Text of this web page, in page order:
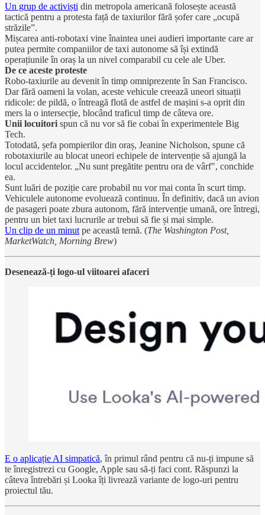
Un grup de activiști din metropola americană folosește această
tactică pentru a protesta față de taxiurilor fără șofer care „ocupă
străzile”.
Mișcarea anti-robotaxi vine înaintea unei audieri importante care ar
putea permite companiilor de taxi autonome să își extindă
operațiunile în oraș la un nivel comparabil cu cele ale Uber.
De ce aceste proteste
Robo-taxiurile au devenit în timp omniprezente în San Francisco.
Dar fără oameni la volan, aceste vehicule creează uneori situații
ridicole: de pildă, o întreagă flotă de astfel de mașini s-a oprit din
mers la o intersecție, blocând traficul timp de câteva ore.
Unii locuitori spun că nu vor să fie cobai în experimentele Big
Tech.
Totodată, șefa pompierilor din oraș, Jeanine Nicholson, spune că
robotaxiurile au blocat uneori echipele de intervenție să ajungă la
locul accidentelor. „Nu sunt pregătite pentru ora de vârf", conchide
ea.
Sunt luări de poziție care probabil nu vor mai conta în scurt timp.
Vehiculele autonome evoluează continuu. În definitiv, dacă un avion
de pasageri poate zbura autonom, fără intervenție umană, ore întregi,
pentru un biet taxi lucrurile ar trebui să fie și mai simple.
Un clip de un minut pe această temă. (The Washington Post,
MarketWatch, Morning Brew)
Desenează-ți logo-ul viitoarei afaceri
E o aplicație AI simpatică, în primul rând pentru că nu-ți impune să
te înregistrezi cu Google, Apple sau să-ți faci cont. Răspunzi la
câteva întrebări și Looka îți livrează variante de logo-uri pentru
proiectul tău.